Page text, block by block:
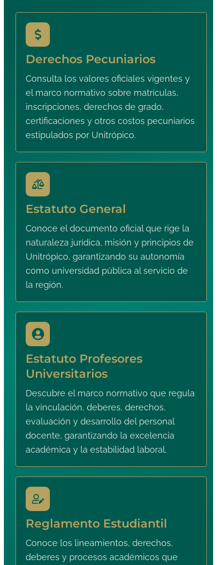
Derechos Pecuniarios
Consulta los valores oficiales vigentes y
el marco normativo sobre matrículas,
inscripciones, derechos de grado,
certificaciones y otros costos pecuniarios
estipulados por Unitrópico.
Estatuto General
Conoce el documento oficial que rige la
naturaleza jurídica, misión y principios de
Unitrópico, garantizando su autonomía
como universidad pública al servicio de
la región.
Estatuto Profesores
Universitarios
Descubre el marco normativo que regula
la vinculación, deberes, derechos,
evaluación y desarrollo del personal
docente, garantizando la excelencia
académica y la estabilidad laboral.
Reglamento Estudiantil
Conoce los lineamientos, derechos,
deberes y procesos académicos que